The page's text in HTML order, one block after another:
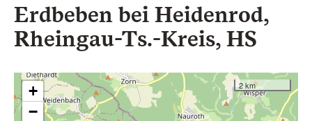
Erdbeben bei Heidenrod,
Rheingau-Ts.-Kreis, HS
+
−
2 km